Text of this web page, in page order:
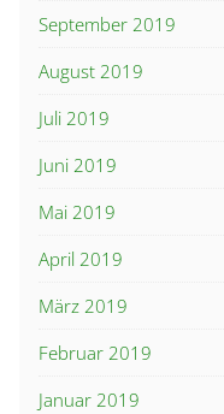
September 2019
August 2019
Juli 2019
Juni 2019
Mai 2019
April 2019
März 2019
Februar 2019
Januar 2019